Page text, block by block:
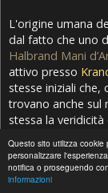
Questo sito utilizza cookie
personalizzare
notifica o proseguendo
informazioni
L'origine umana
dal fatto che uno
Halbrand Mani
attivo presso
stesse iniziali
trovano anche sul
stessa la
Quanto alla
lettera un estratto